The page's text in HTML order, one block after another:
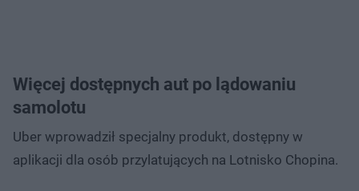
Więcej dostępnych aut po lądowaniu
samolotu
Uber wprowadził specjalny produkt, dostępny w
aplikacji dla osób przylatujących na Lotnisko Chopina.